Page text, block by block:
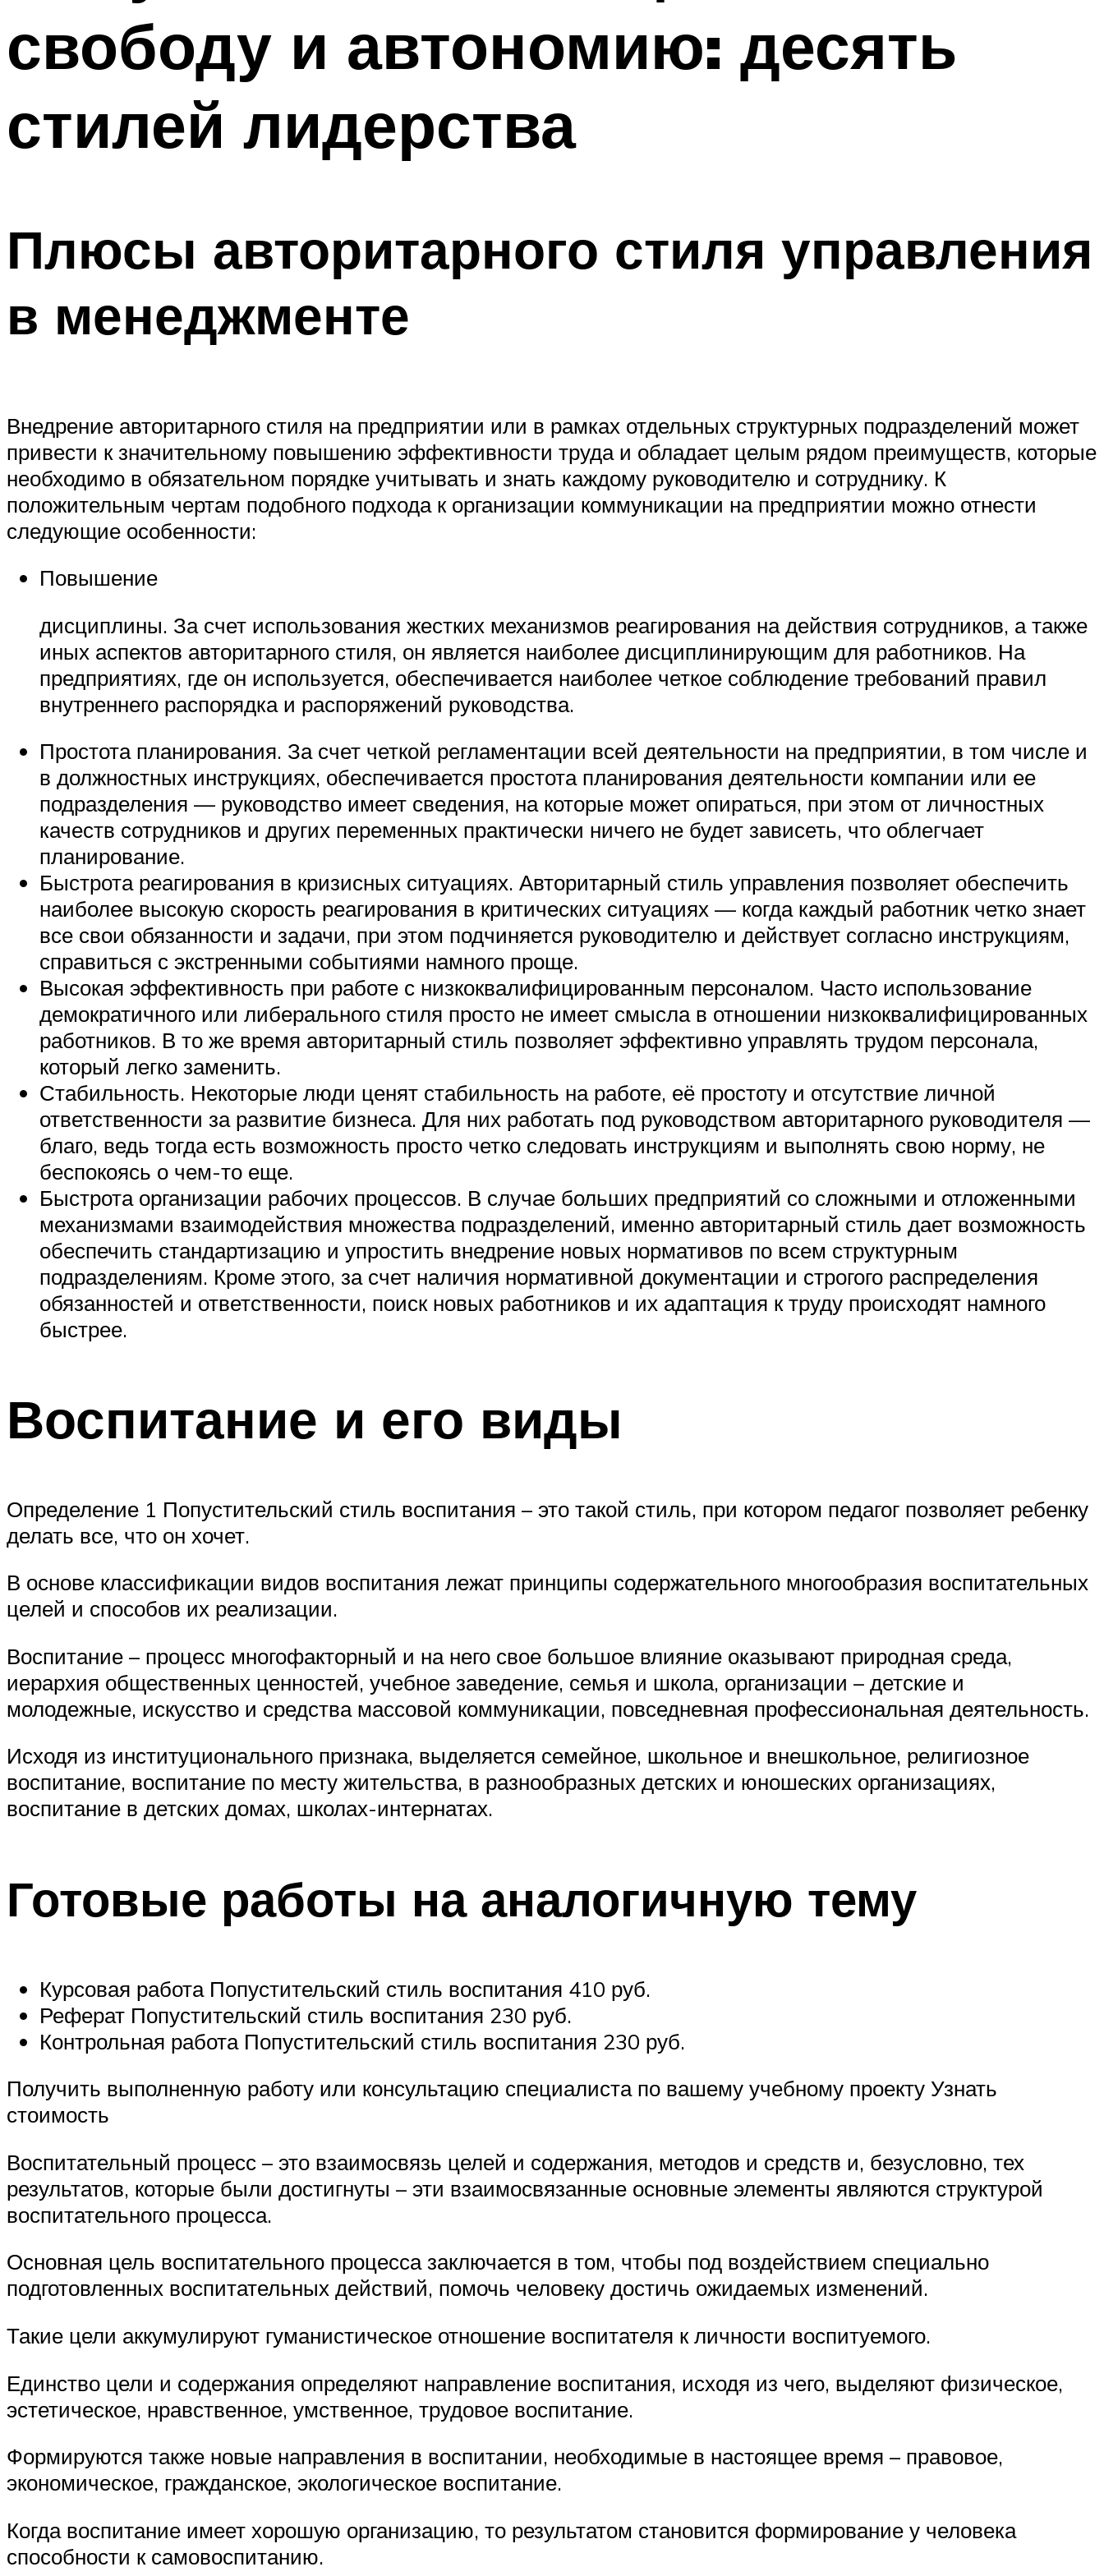
свободу и автономию: десять
стилей лидерства
Плюсы авторитарного стиля управления
в менеджменте
Внедрение авторитарного стиля на предприятии или в рамках отдельных структурных подразделений может
привести к значительному повышению эффективности труда и обладает целым рядом преимуществ, которые
необходимо в обязательном порядке учитывать и знать каждому руководителю и сотруднику. К
положительным чертам подобного подхода к организации коммуникации на предприятии можно отнести
следующие особенности:
Повышение
дисциплины. За счет использования жестких механизмов реагирования на действия сотрудников, а также
иных аспектов авторитарного стиля, он является наиболее дисциплинирующим для работников. На
предприятиях, где он используется, обеспечивается наиболее четкое соблюдение требований правил
внутреннего распорядка и распоряжений руководства.
Простота планирования. За счет четкой регламентации всей деятельности на предприятии, в том числе и
в должностных инструкциях, обеспечивается простота планирования деятельности компании или ее
подразделения — руководство имеет сведения, на которые может опираться, при этом от личностных
качеств сотрудников и других переменных практически ничего не будет зависеть, что облегчает
планирование.
Быстрота реагирования в кризисных ситуациях. Авторитарный стиль управления позволяет обеспечить
наиболее высокую скорость реагирования в критических ситуациях — когда каждый работник четко знает
все свои обязанности и задачи, при этом подчиняется руководителю и действует согласно инструкциям,
справиться с экстренными событиями намного проще.
Высокая эффективность при работе с низкоквалифицированным персоналом. Часто использование
демократичного или либерального стиля просто не имеет смысла в отношении низкоквалифицированных
работников. В то же время авторитарный стиль позволяет эффективно управлять трудом персонала,
который легко заменить.
Стабильность. Некоторые люди ценят стабильность на работе, её простоту и отсутствие личной
ответственности за развитие бизнеса. Для них работать под руководством авторитарного руководителя —
благо, ведь тогда есть возможность просто четко следовать инструкциям и выполнять свою норму, не
беспокоясь о чем-то еще.
Быстрота организации рабочих процессов. В случае больших предприятий со сложными и отложенными
механизмами взаимодействия множества подразделений, именно авторитарный стиль дает возможность
обеспечить стандартизацию и упростить внедрение новых нормативов по всем структурным
подразделениям. Кроме этого, за счет наличия нормативной документации и строгого распределения
обязанностей и ответственности, поиск новых работников и их адаптация к труду происходят намного
быстрее.
Воспитание и его виды
Определение 1 Попустительский стиль воспитания – это такой стиль, при котором педагог позволяет ребенку
делать все, что он хочет.
В основе классификации видов воспитания лежат принципы содержательного многообразия воспитательных
целей и способов их реализации.
Воспитание – процесс многофакторный и на него свое большое влияние оказывают природная среда,
иерархия общественных ценностей, учебное заведение, семья и школа, организации – детские и
молодежные, искусство и средства массовой коммуникации, повседневная профессиональная деятельность.
Исходя из институционального признака, выделяется семейное, школьное и внешкольное, религиозное
воспитание, воспитание по месту жительства, в разнообразных детских и юношеских организациях,
воспитание в детских домах, школах-интернатах.
Готовые работы на аналогичную тему
Курсовая работа Попустительский стиль воспитания 410 руб.
Реферат Попустительский стиль воспитания 230 руб.
Контрольная работа Попустительский стиль воспитания 230 руб.
Получить выполненную работу или консультацию специалиста по вашему учебному проекту Узнать
стоимость
Воспитательный процесс – это взаимосвязь целей и содержания, методов и средств и, безусловно, тех
результатов, которые были достигнуты – эти взаимосвязанные основные элементы являются структурой
воспитательного процесса.
Основная цель воспитательного процесса заключается в том, чтобы под воздействием специально
подготовленных воспитательных действий, помочь человеку достичь ожидаемых изменений.
Такие цели аккумулируют гуманистическое отношение воспитателя к личности воспитуемого.
Единство цели и содержания определяют направление воспитания, исходя из чего, выделяют физическое,
эстетическое, нравственное, умственное, трудовое воспитание.
Формируются также новые направления в воспитании, необходимые в настоящее время – правовое,
экономическое, гражданское, экологическое воспитание.
Когда воспитание имеет хорошую организацию, то результатом становится формирование у человека
способности к самовоспитанию.